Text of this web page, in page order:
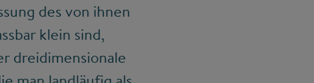
des von ihnen
klein sind,
dreidimensionale